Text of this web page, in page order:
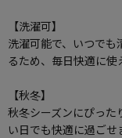
【洗濯可】
洗濯可能で、いつでも
るため、毎日快適に使
【秋冬】
秋冬シーズンにぴった
い日でも快適に過ごせ